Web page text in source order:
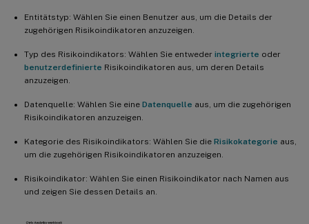
Entitätstyp: Wählen Sie einen Benutzer aus, um die Details der
zugehörigen Risikoindikatoren anzuzeigen.
Typ des Risikoindikators: Wählen Sie entweder integrierte oder
benutzerdefinierte Risikoindikatoren aus, um deren Details
anzuzeigen.
Datenquelle: Wählen Sie eine Datenquelle aus, um die zugehörigen
Risikoindikatoren anzuzeigen.
Kategorie des Risikoindikators: Wählen Sie die Risikokategorie aus,
um die zugehörigen Risikoindikatoren anzuzeigen.
Risikoindikator: Wählen Sie einen Risikoindikator nach Namen aus
und zeigen Sie dessen Details an.